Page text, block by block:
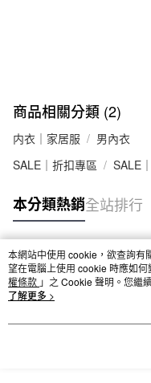
商品相關分類 (2)
内衣｜家居服
男內衣
SALE｜折扣專區
SALE
本分類熱銷全站排行
熱門標籤
本網站中使用 cookie，欲查詢有
望在電腦上使用 cookie 時應如
權條款 」之 Cookie 聲明。您繼
用條款之 Cookie 聲明使用 cookie
了解更多 >